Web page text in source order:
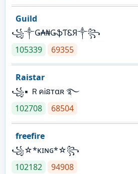
Guild
꧁༒Ǥ₳₦ǤֆƬᏋЯ༒꧂
105339
69355
Raistar
꧁▪ ＲคᎥនтαʀ ࿐
102708
68504
freefire
꧁☆*κɪɴɢ*☆꧂
102182
94908